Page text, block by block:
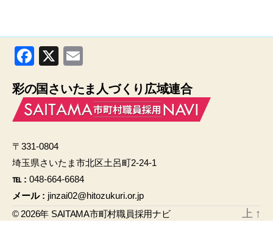
F
c
e
o
o
k
X
ail
彩の国さいたま人づくり広域連合
〒331-0804
埼玉県さいたま市北区土呂町2-24-1
℡ : 048-664-6684
メール : jinzai02@hitozukuri.or.jp
© 2026年 SAITAMA市町村職員採用ナビ 上 ↑